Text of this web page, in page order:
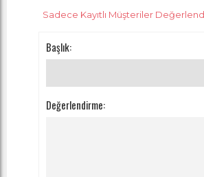
Sadece Kayıtlı Müşteriler
Başlık:
Değerlendirme: